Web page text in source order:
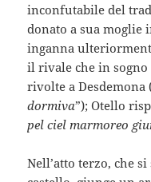
inconfutabile del
donato a sua moglie
inganna
il rivale che in
rivolte a Desdemona
dormiva”); Otello
pel ciel marmoreo
Nell’atto terzo, che